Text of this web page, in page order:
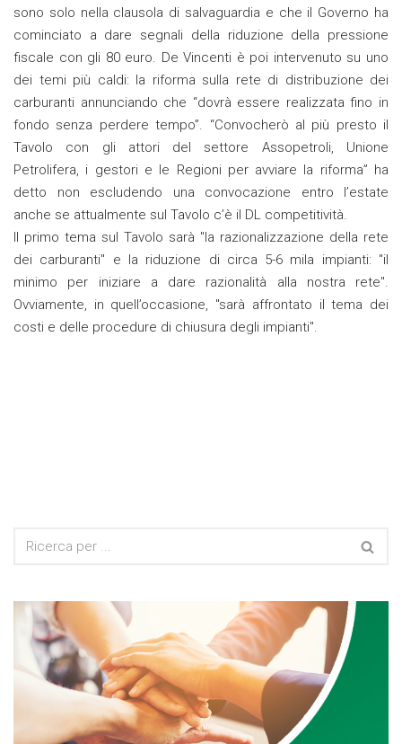
sono solo nella clausola di salvaguardia e che il Governo ha
cominciato a dare segnali della riduzione della pressione
fiscale con gli 80 euro. De Vincenti è poi intervenuto su uno
dei temi più caldi: la riforma sulla rete di distribuzione dei
carburanti annunciando che “dovrà essere realizzata fino in
fondo senza perdere tempo”. “Convocherò al più presto il
Tavolo con gli attori del settore Assopetroli, Unione
Petrolifera, i gestori e le Regioni per avviare la riforma” ha
detto non escludendo una convocazione entro l’estate
anche se attualmente sul Tavolo c’è il DL competitività.
Il primo tema sul Tavolo sarà "la razionalizzazione della rete
dei carburanti" e la riduzione di circa 5-6 mila impianti: "il
minimo per iniziare a dare razionalità alla nostra rete".
Ovviamente, in quell’occasione, "sarà affrontato il tema dei
costi e delle procedure di chiusura degli impianti".